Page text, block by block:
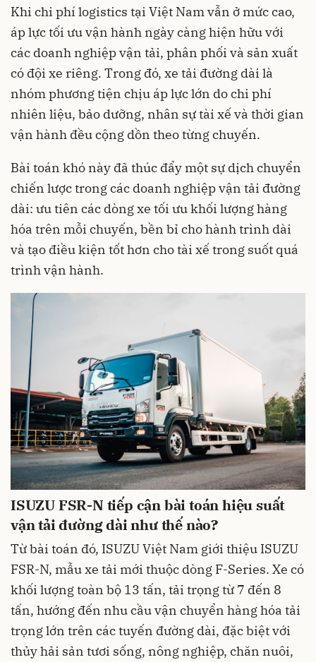
Khi chi phí logistics tại Việt Nam vẫn ở mức cao,
áp lực tối ưu vận hành ngày càng hiện hữu với
các doanh nghiệp vận tải, phân phối và sản xuất
có đội xe riêng. Trong đó, xe tải đường dài là
nhóm phương tiện chịu áp lực lớn do chi phí
nhiên liệu, bảo dưỡng, nhân sự tài xế và thời gian
vận hành đều cộng dồn theo từng chuyến.
Bài toán khó này đã thúc đẩy một sự dịch chuyển
chiến lược trong các doanh nghiệp vận tải đường
dài: ưu tiên các dòng xe tối ưu khối lượng hàng
hóa trên mỗi chuyến, bền bỉ cho hành trình dài
và tạo điều kiện tốt hơn cho tài xế trong suốt quá
trình vận hành.
ISUZU FSR-N tiếp cận bài toán hiệu suất
vận tải đường dài như thế nào?
Từ bài toán đó, ISUZU Việt Nam giới thiệu ISUZU
FSR-N, mẫu xe tải mới thuộc dòng F-Series. Xe có
khối lượng toàn bộ 13 tấn, tải trọng từ 7 đến 8
tấn, hướng đến nhu cầu vận chuyển hàng hóa tải
trọng lớn trên các tuyến đường dài, đặc biệt với
thủy hải sản tươi sống, nông nghiệp, chăn nuôi,